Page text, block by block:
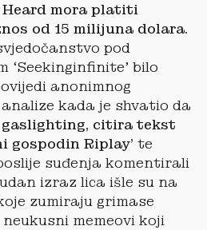
Heard mora platiti
od 15 milijuna dolara.
pod
‘Seekinginfinite’ bilo
anonimnog
kada je shvatio da
gaslighting, citira tekst
gospodin Riplay’ te
suđenja komentirali
izraz lica išle su na
zumiraju grimase
memeovi koji